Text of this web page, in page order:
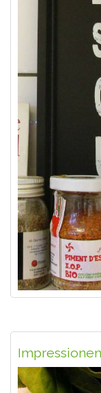
Impressionen